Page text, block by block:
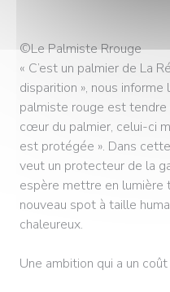
©Le Palmiste Rrouge
« C’est un palmier de La
disparition », nous
palmiste rouge est
cœur du palmier, celui-ci
est protégée ». Dans
veut un protecteur de la
espère mettre en lumière
nouveau spot à taille
chaleureux.
Une ambition qui a un coût